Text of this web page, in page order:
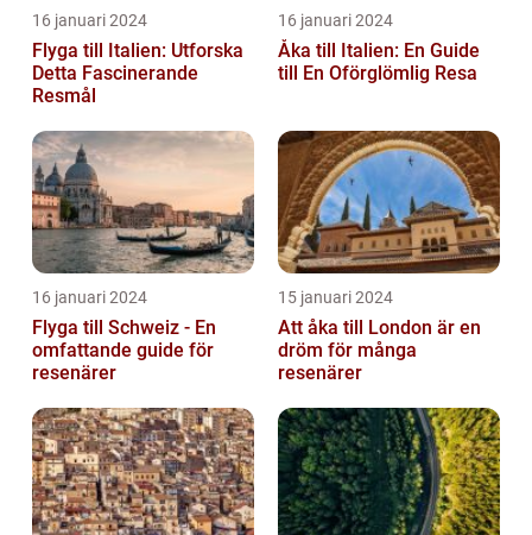
16 januari 2024
Flyga till Italien: Utforska
Detta Fascinerande
Resmål
16 januari 2024
Åka till Italien: En Guide
till En Oförglömlig Resa
16 januari 2024
Flyga till Schweiz - En
omfattande guide för
resenärer
15 januari 2024
Att åka till London är en
dröm för många
resenärer